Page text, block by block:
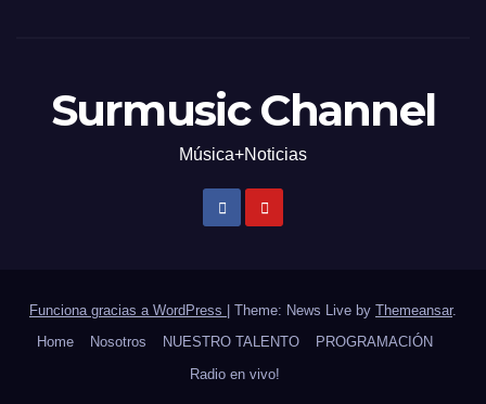
Surmusic Channel
Música+Noticias
Funciona gracias a WordPress Theme: News Live by Themeansar.
Home
Nosotros NUESTRO TALENTO
PROGRAMACIÓN
Radio en vivo!